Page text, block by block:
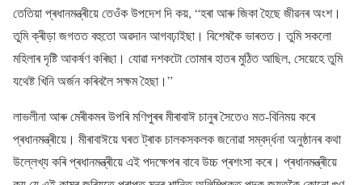
তেতিয়া প্ৰধানমন্ত্ৰীয়ে তেওঁক উপদেশ দি কয়, “হৰা আৰু জিকা হৈছে জীৱনৰ অংশ।
তুমি ক্ৰীড়া জগতত বহুতো অৱদান আগবঢ়াইছা। বিশেষকৈ ভাৰতত। তুমি সকলো
মহিলাৰ দৃষ্টি আকৰ্ষণ কৰিছা। যোৱা দশকটো তোমাৰ হাতৰ মুঠিত আছিল, সেয়েহে তুমি
যথেষ্ট খিনি অৰ্জন কৰিবলৈ সক্ষম হৈছা।”
লাভলীনা আৰু মেৰীকমৰ উপৰি মণিপুৰৰ মীৰাবাঈ চানুৰ সৈতেও মত-বিনিময় কৰে
প্ৰধানমন্ত্ৰীয়ে। মীৰাবাঈয়ে ঘৰত ট্ৰাক চালকসকলক জনােৱা সম্বৰ্দ্ধনা অনুষ্ঠানৰ কথা
উল্লেখ্য কৰি প্ৰধানমন্ত্ৰীয়ে এই পদক্ষেপৰ বাবে উচ্চ প্ৰশংসা কৰে। প্ৰধানমন্ত্ৰীয়ে